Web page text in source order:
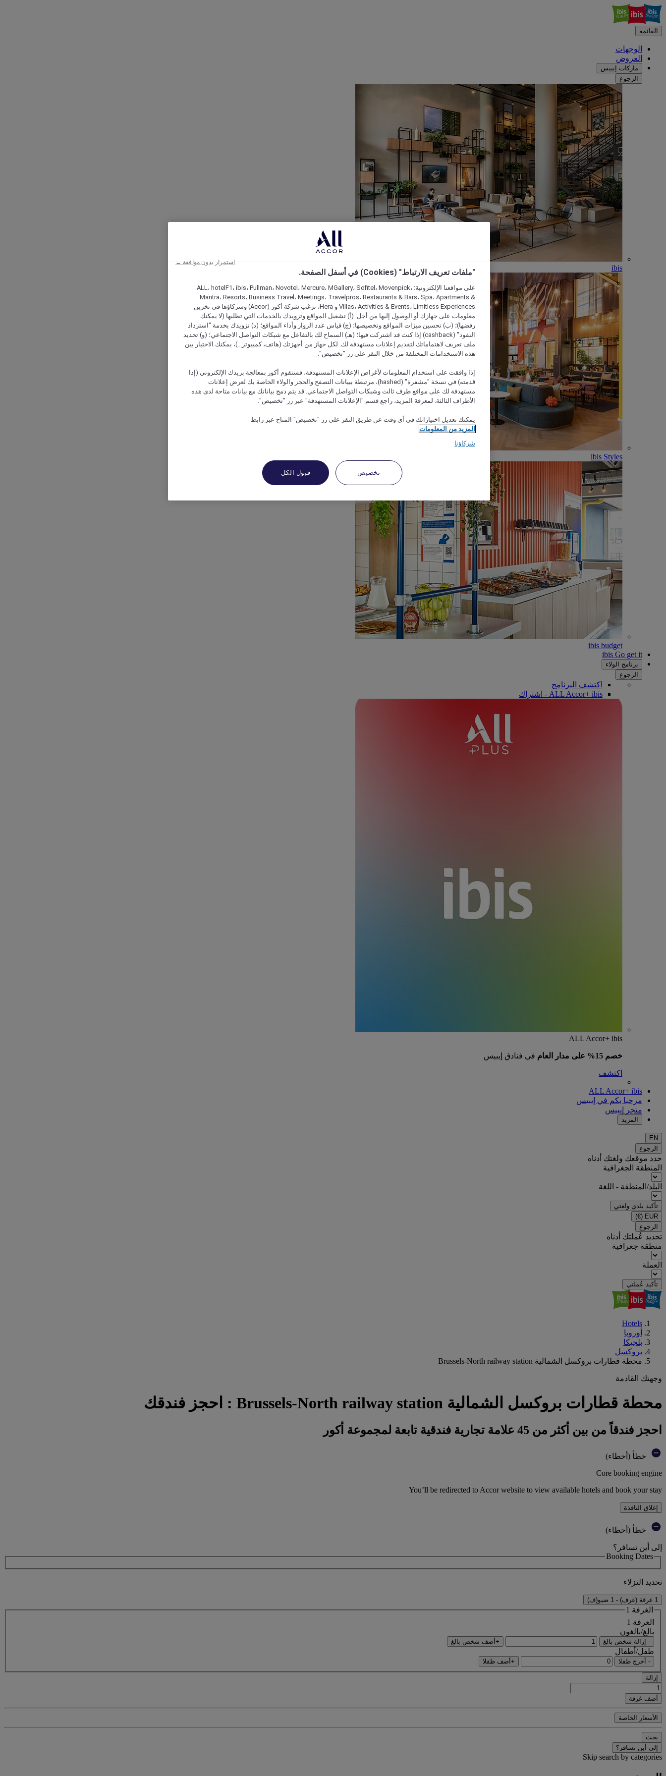
القائمة
الوجهات
العروض
ماركات إيبيس
الرجوع
ibis
ibis Styles
ibis budget
ibis Go get it
برنامج الولاء
الرجوع
اكتشف البرنامج
ALL Accor+ ibis - اشتراك
ALL Accor+ ibis
خصم 15% على مدار العام في فنادق إيبيس
اكتشف
ALL Accor+ ibis
مرحبا بكم في إيبيس
متجر إيبيس
المزيد
EN
الرجوع
حدد موقعك ولغتك أدناه
المنطقة الجغرافية
البلد/المنطقة - اللغة
تأكيد بلدي ولغتي
EUR
(€)
الرجوع
تحديد عُملتك أدناه
منطقة جغرافية
العملة
تأكيد عُملتي
Hotels
أوروبا
بلجيكا
بروكسل
محطة قطارات بروكسل الشمالية Brussels-North railway station
وجهتك القادمة
محطة قطارات بروكسل الشمالية Brussels-North railway station : احجز فندقك
احجز فندقاً من بين أكثر من 45 علامة تجارية فندقية تابعة لمجموعة أكور
خطأ (أخطاء)
Core booking engine
You’ll be redirected to Accor website to view available hotels and book your stay
إغلاق النافذة
خطأ (أخطاء)
إلى أين تسافر؟
Booking Dates
تحديد النزلاء
1 غرفة (غرف) - 1 ضيو(ف)
الغرفة 1
الغرفة 1
بالغ/بالغون
- إزالة شخص بالغ +أضف شخص بالغ
طفل/أطفال
- أخرج طفلا +أضف طفلا
إزالة
أضف غرفة
الأسعار الخاصة
بحث
إلى أين تسافر؟
Skip search by categories
"ملفات تعريف الارتباط" (Cookies) في أسفل الصفحة.
على مواقعنا الإلكترونية: ALL، hotelF1، ibis، Pullman، Novotel، Mercure، MGallery، Sofitel، Movenpick،
Mantra، Resorts، Business Travel، Meetings، Travelpros، Restaurants & Bars، Spa، Apartments &
Villas، Activities & Events، Limitless Experiences و Hera، ترغب شركة أكور (Accor) وشركاؤها في تخزين
معلومات على جهازك أو الوصول إليها من أجل: (أ) تشغيل المواقع وتزويدك بالخدمات التي تطلبها (لا يمكنك
رفضها)؛ (ب) تحسين ميزات المواقع وتخصيصها؛ (ج) قياس عدد الزوار وأداء المواقع؛ (د) تزويدك بخدمة "استرداد
النقود" (cashback) إذا كنت قد اشتركت فيها؛ (هـ) السماح لك بالتفاعل مع شبكات التواصل الاجتماعي؛ (و) تحديد
ملف تعريف لاهتماماتك لتقديم إعلانات مستهدفة لك. لكل جهاز من أجهزتك (هاتف، كمبيوتر...)، يمكنك الاختيار بين
هذه الاستخدامات المختلفة من خلال النقر على زر "تخصيص".
إذا وافقت على استخدام المعلومات لأغراض الإعلانات المستهدفة، فستقوم أكور بمعالجة بريدك الإلكتروني (إذا
قدمته) في نسخة "مشفرة" (hashed)، مرتبطة ببيانات التصفح والحجز والولاء الخاصة بك لعرض إعلانات
مستهدفة لك على مواقع طرف ثالث وشبكات التواصل الاجتماعي. قد يتم دمج بياناتك مع بيانات متاحة لدى هذه
الأطراف الثالثة. لمعرفة المزيد، راجع قسم "الإعلانات المستهدفة" عبر زر "تخصيص".
يمكنك تعديل اختياراتك في أي وقت عن طريق النقر على زر "تخصيص" المتاح عبر رابط
المزيد من المعلومات
شركاؤنا
تخصيص قبول الكل
استمرار بدون موافقة ←